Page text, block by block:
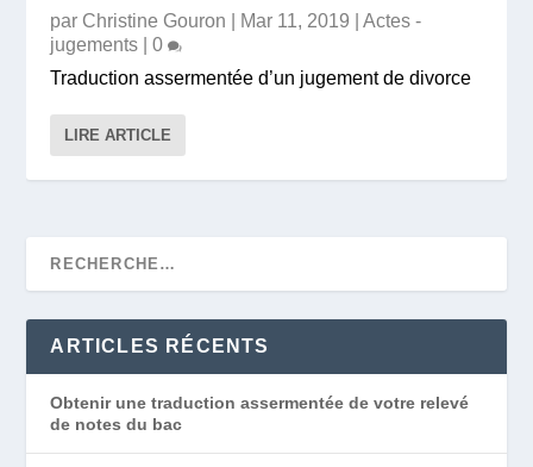
par Christine Gouron Mar 11, 2019 |Actes -
jugements |0
Traduction assermentée d’un jugement de divorce
LIRE ARTICLE
ARTICLES RÉCENTS
Obtenir une traduction assermentée de votre relevé
de notes du bac